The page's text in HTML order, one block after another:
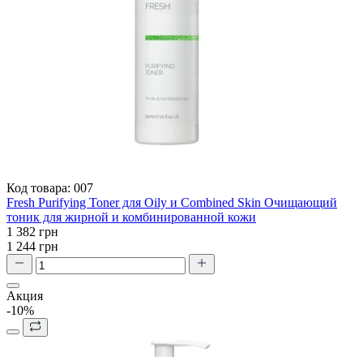
Код товара: 007
Fresh Purifying Toner для Oily и Combined Skin Очищающий
тоник для жирной и комбинированной кожи
1 382 грн
1 244 грн
Акция
-10%